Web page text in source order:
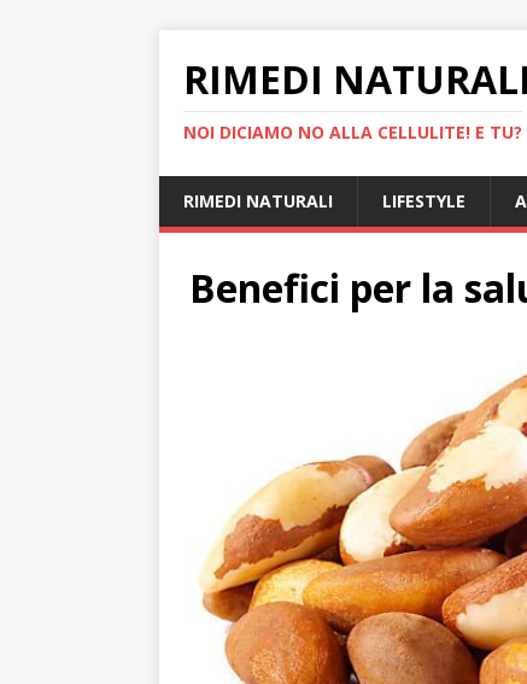
RIMEDI
NOI DICIAMO NO ALLA CELLULITE! E TU?
RIMEDI NATURALI LIFESTYLE
Benefici per la